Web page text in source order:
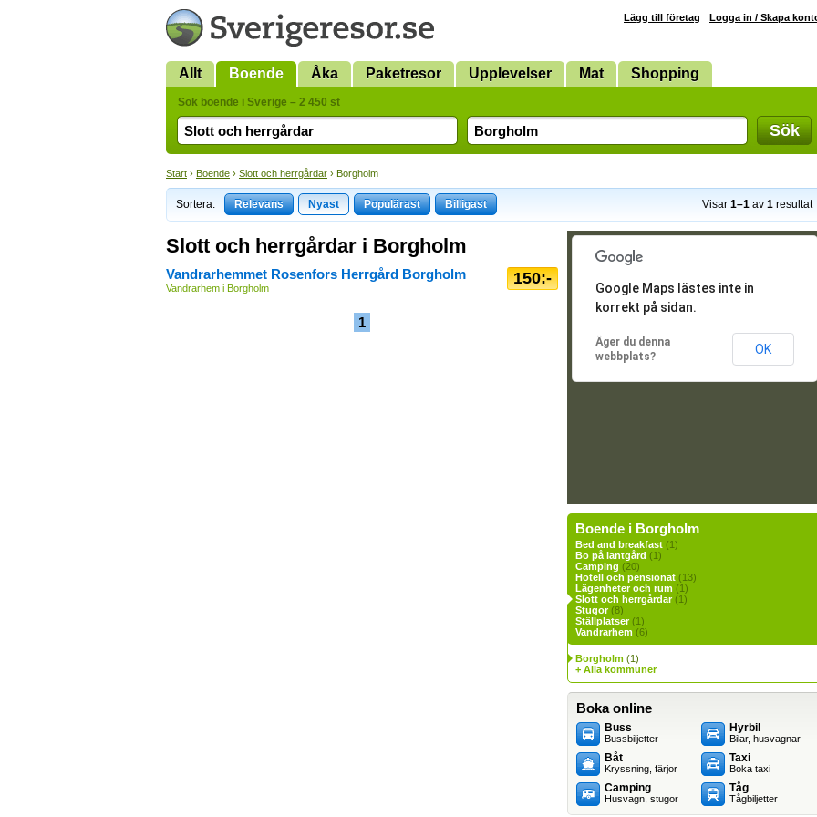
Lägg till företag Logga in / Skapa
Allt Boende Åka Paketresor Upplevelser Mat Shopping
Sök boende i Sverige – 2 450 st
Sök
Start › Boende › Slott och herrgårdar › Borgholm
Sortera: Relevans Nyast Populärast Billigast Visar 1–1 av 1 resultat
Slott och herrgårdar i Borgholm
150:-
Vandrarhemmet Rosenfors Herrgård Borgholm
Vandrarhem i Borgholm
1
Google Maps lästes inte in
korrekt på sidan.
Äger du denna
webbplats?
OK
Boende i Borgholm
Bed and breakfast (1)
Bo på lantgård (1)
Camping (20)
Hotell och pensionat (13)
Lägenheter och rum (1)
Slott och herrgårdar(1)
Stugor(8)
Ställplatser(1)
Vandrarhem (6)
Borgholm (1)
+ Alla kommuner
Boka online
Buss
Bussbiljetter
Båt
Kryssning, färjor
Camping
Husvagn, stugor
Hyrbil
Bilar, husvagnar
Taxi
Boka taxi
Tåg
Tågbiljetter